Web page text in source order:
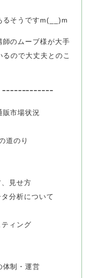
るそうですm(__)m
師のムーブ様が大手
ので大丈夫とのこ
ｰｰｰｰｰｰｰｰｰｰｰ
販市場状況
道のり
見せ方
分析について
ィング
体制・運営